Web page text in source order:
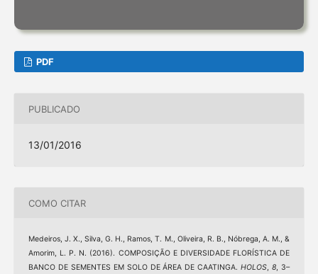
PDF
PUBLICADO
13/01/2016
COMO CITAR
Medeiros, J. X., Silva, G. H., Ramos, T. M., Oliveira, R. B., Nóbrega, A. M., &
Amorim, L. P. N. (2016). COMPOSIÇÃO E DIVERSIDADE FLORÍSTICA DE
BANCO DE SEMENTES EM SOLO DE ÁREA DE CAATINGA.HOLOS,8, 3–